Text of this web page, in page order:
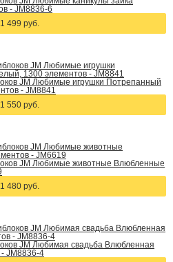
- JM8836-6
1 499 руб.
JM Любимые игрушки Потрепанный
- JM8841
1 550 руб.
JM Любимые животные Влюбленные
1 480 руб.
JM Любимая свадьба Влюбленная
JM8836-4